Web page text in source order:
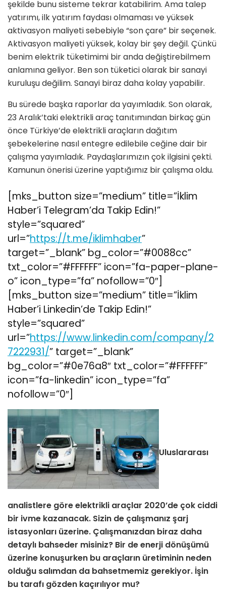
şekilde bunu sisteme tekrar katabi­lirim. Ama talep
yatırımı, ilk yatırım faydası olmaması ve yüksek
aktivasyon maliyeti sebebiyle “son çare” bir seçe­nek.
Aktivasyon maliyeti yüksek, kolay bir şey değil. Çünkü
benim elektrik tüketimimi bir anda değiştirebilmem
anlamına geliyor. Ben son tüketici ola­rak bir sanayi
kuruluşu değilim. Sanayi biraz daha kolay yapabilir.
Bu sürede başka raporlar da yayımla­dık. Son olarak,
23 Aralık’taki elektrik­li araç tanıtımından birkaç gün
önce Türkiye’de elektrikli araçların dağıtım
şebekelerine nasıl entegre edilebile­ ceğine dair bir
çalışma yayımladık. Paydaşlarımızın çok ilgisini çekti.
Ka­munun önerisi üzerine yaptığımız bir çalışma oldu.
[mks_button size=”medium” title=”İklim
Haber’i Telegram’da Takip Edin!”
style=”squared”
url=”https://t.me/iklimhaber”
target=”_blank” bg_color=”#0088cc”
txt_color=”#FFFFFF” icon=”fa-paper-plane-
o” icon_type=”fa” nofollow=”0″]
[mks_button size=”medium” title=”İklim
Haber’i Linkedin’de Takip Edin!”
style=”squared”
url=”https://www.linkedin.com/company/2
7222931/” target=”_blank”
bg_color=”#0e76a8″ txt_color=”#FFFFFF”
icon=”fa-linkedin” icon_type=”fa”
nofollow=”0″]
Uluslararası
analistlere göre elektrik­li araçlar 2020’de çok ciddi
bir ivme kazanacak. Sizin de çalışmanız şarj
istasyonları üzerine. Çalışmanızdan biraz daha
detaylı bahseder misiniz? Bir de enerji dönüşümü
üzerine ko­nuşurken bu araçların üretiminin neden
olduğu salımdan da bahsetme­miz gerekiyor. İşin
bu tarafı gözden kaçırılıyor mu?